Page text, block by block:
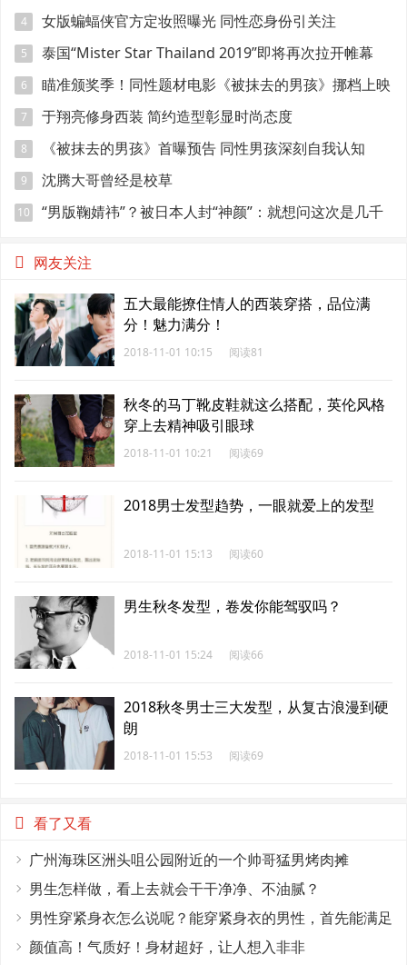
点肌肉
4 女版蝙蝠侠官方定妆照曝光 同性恋身份引关注
5 泰国“Mister Star Thailand 2019”即将再次拉开帷幕
6 瞄准颁奖季！同性题材电影《被抹去的男孩》挪档上映
7 于翔亮修身西装 简约造型彰显时尚态度
8 《被抹去的男孩》首曝预告 同性男孩深刻自我认知
9 沈腾大哥曾经是校草
10
“男版鞠婧祎”？被日本人封“神颜”：就想问这次是几千
网友关注
五大最能撩住情人的西装穿搭，品位满
分！魅力满分！
2018-11-01 10:15 阅读81
秋冬的马丁靴皮鞋就这么搭配，英伦风格
穿上去精神吸引眼球
2018-11-01 10:21 阅读69
2018男士发型趋势，一眼就爱上的发型
2018-11-01 15:13 阅读60
男生秋冬发型，卷发你能驾驭吗？
2018-11-01 15:24 阅读66
2018秋冬男士三大发型，从复古浪漫到硬
朗
2018-11-01 15:53 阅读69
看了又看
广州海珠区洲头咀公园附近的一个帅哥猛男烤肉摊
男生怎样做，看上去就会干干净净、不油腻？
男性穿紧身衣怎么说呢？能穿紧身衣的男性，首先能满足
这4个条件
颜值高！气质好！身材超好，让人想入非非